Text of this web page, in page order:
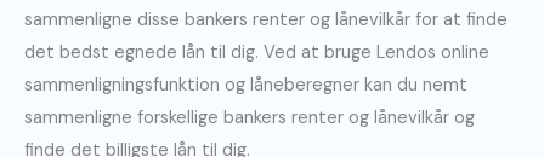
sammenligne disse bankers renter og lånevilkår for at finde
det bedst egnede lån til dig. Ved at bruge Lendos online
sammenligningsfunktion og låneberegner kan du nemt
sammenligne forskellige bankers renter og lånevilkår og
finde det billigste lån til dig.